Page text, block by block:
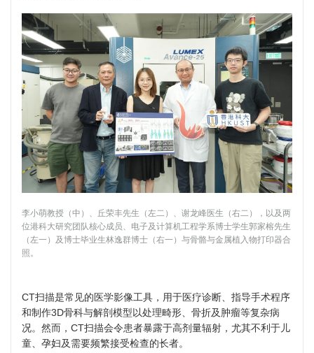
李小萌教授（中）、丘荣丰先生（左二）、谢龙峰医生（右二），以及两
位港科大研究团队核心成员、电子及计算机工程学系博士学生郭家榕先生
（左一）及博士毕业生林逸群博士（右一）与骨骼与金属植入物打印器合
照。
CT扫描是常见的医学影像工具，用于医疗诊断、指导手术程序
和制作3D骨科与解剖模型以处理畸形、骨折及肿瘤等复杂病
况。然而，CT扫描会令患者暴露于高剂量辐射，尤其不利于儿
童、孕妇及需要频繁接受检查的长者。